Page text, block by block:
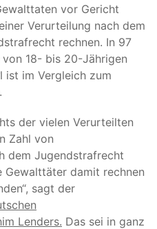
vor Gericht
Verurteilung nach dem
rechnen. In 97
18- bis 20-Jährigen
ist im Vergleich zum
der vielen Verurteilten
Zahl von
dem Jugendstrafrecht
Gewalttäter damit rechnen
sagt der
Lenders. Das sei in ganz